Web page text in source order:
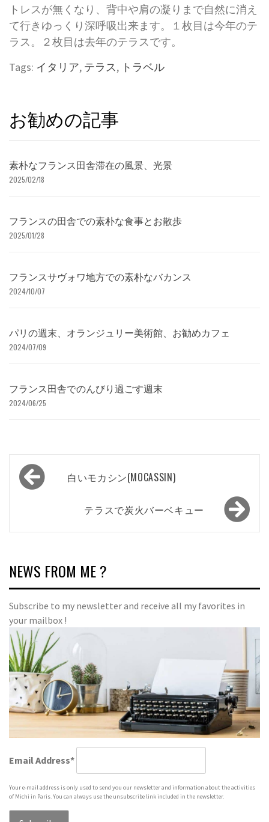
トレスが無くなり、背中や肩の凝りまで自然に消え
て行きゆっくり深呼吸出来ます。１枚目は今年のテ
ラス。２枚目は去年のテラスです。
Tags: イタリア, テラス, トラベル
お勧めの記事
素朴なフランス田舎滞在の風景、光景
2025/02/18
フランスの田舎での素朴な食事とお散歩
2025/01/28
フランスサヴォワ地方での素朴なバカンス
2024/10/07
パリの週末、オランジュリー美術館、お勧めカフェ
2024/07/09
フランス田舎でのんびり過ごす週末
2024/06/25
投
稿
ー
シ
ョ
ン
白いモカシン(MOCASSIN)
テラスで炭火バーベキュー
NEWS FROM ME ?
Subscribe to my newsletter and receive all my favorites in
your mailbox !
Email Address*
Your e-mail address is only used to send you our newsletter and information about the activities
of Michi in Paris. You can always use the unsubscribe link included in the newsletter.